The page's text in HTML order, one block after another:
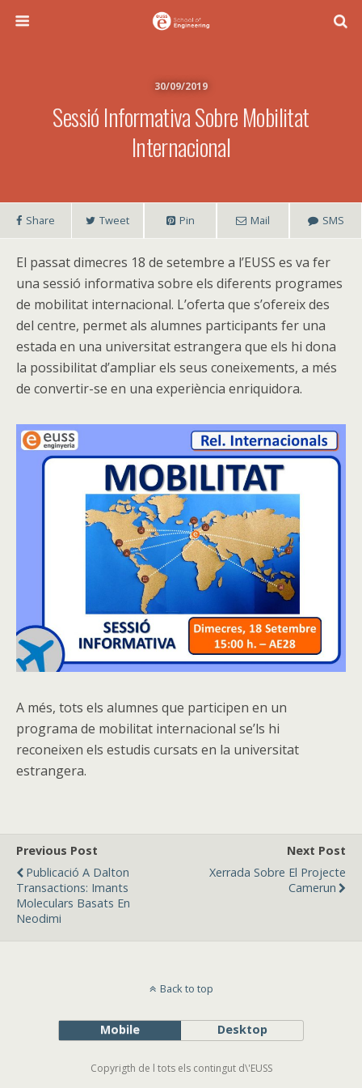
30/09/2019
Sessió Informativa Sobre Mobilitat
Internacional
Share Tweet Pin Mail SMS
El passat dimecres 18 de setembre a l’EUSS es va fer
una sessió informativa sobre els diferents programes
de mobilitat internacional. L’oferta que s’ofereix des
del centre, permet als alumnes participants fer una
estada en una universitat estrangera que els hi dona
la possibilitat d’ampliar els seus coneixements, a més
de convertir-se en una experiència enriquidora.
A més, tots els alumnes que participen en un
programa de mobilitat internacional se’ls hi
reconeixen els estudis cursats en la universitat
estrangera.
Previous Post
Publicació A Dalton
Transactions: Imants
Moleculars Basats En
Neodimi
Next Post
Xerrada Sobre El Projecte
Camerun
Back to top
Mobile Desktop
Copyrigth de l tots els contingut d\'EUSS